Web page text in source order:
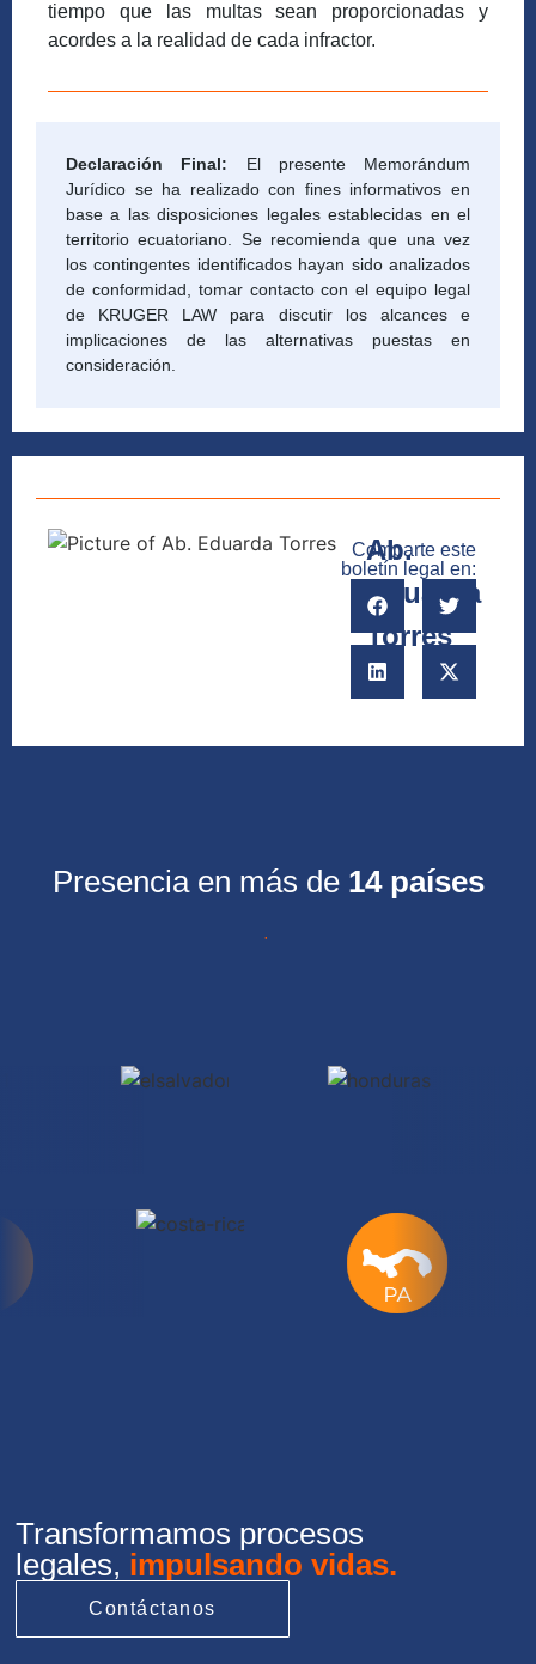
tiempo que las multas sean proporcionadas y
acordes a la realidad de cada infractor.
Declaración Final: El presente Memorándum
Jurídico se ha realizado con fines informativos en
base a las disposiciones legales establecidas en el
territorio ecuatoriano. Se recomienda que una vez
los contingentes identificados hayan sido analizados
de conformidad, tomar contacto con el equipo legal
de KRUGER LAW para discutir los alcances e
implicaciones de las alternativas puestas en
consideración.
Ab.
Eduarda
Torres
Comparte este
boletín legal en:
Presencia en más de14 países
Transformamos procesos
legales, impulsando vidas.
Contáctanos